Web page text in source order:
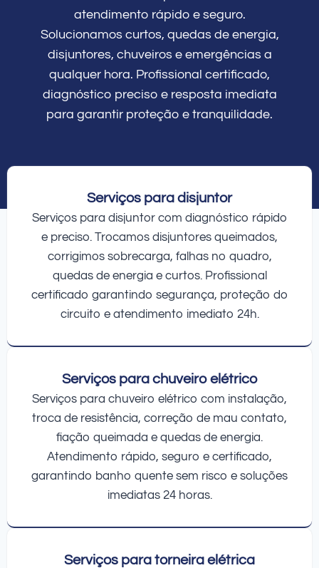
atendimento rápido e seguro.
Solucionamos curtos, quedas de energia,
disjuntores, chuveiros e emergências a
qualquer hora. Profissional certificado,
diagnóstico preciso e resposta imediata
para garantir proteção e tranquilidade.
Serviços para disjuntor
Serviços para disjuntor com diagnóstico rápido
e preciso. Trocamos disjuntores queimados,
corrigimos sobrecarga, falhas no quadro,
quedas de energia e curtos. Profissional
certificado garantindo segurança, proteção do
circuito e atendimento imediato 24h.
Serviços para chuveiro elétrico
Serviços para chuveiro elétrico com instalação,
troca de resistência, correção de mau contato,
fiação queimada e quedas de energia.
Atendimento rápido, seguro e certificado,
garantindo banho quente sem risco e soluções
imediatas 24 horas.
Serviços para torneira elétrica